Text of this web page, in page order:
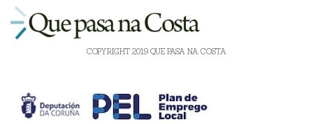
COPYRIGHT 2019 QUE PASA NA COSTA